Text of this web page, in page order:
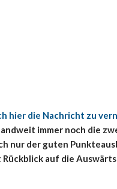
hier die Nachricht zu
immer noch die
nur der guten
auf die